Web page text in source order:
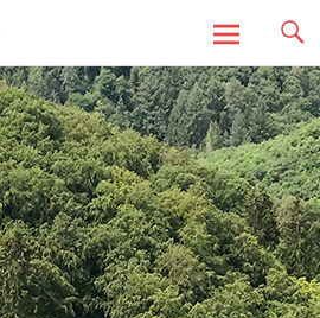
Zum
Inhalt
springen